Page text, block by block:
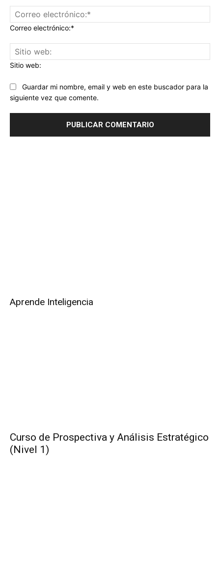
Correo electrónico:*
Sitio web:
Guardar mi nombre, email y web en este buscador para la
siguiente vez que comente.
Aprende Inteligencia
Curso de Prospectiva y Análisis Estratégico
(Nivel 1)